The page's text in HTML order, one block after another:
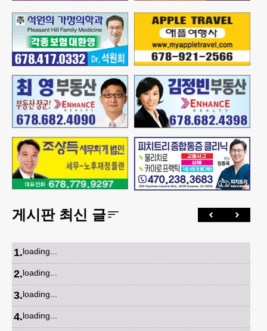
게시판 최신 글
1.loading...
2.loading...
3.loading...
4.loading...